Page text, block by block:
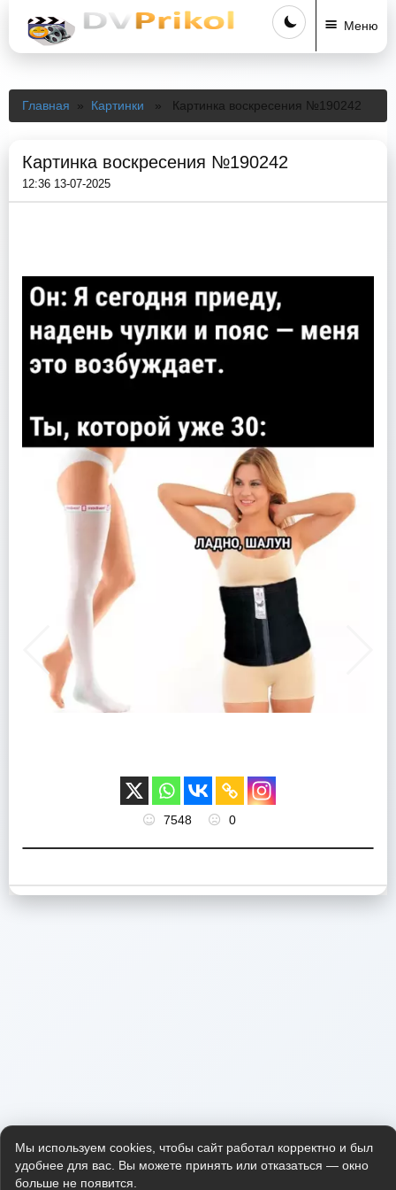
Меню
Главная » Картинки » Картинка воскресения №190242
Картинка воскресения №190242
12:36 13-07-2025
7548 0
Мы используем cookies, чтобы сайт работал корректно и был
удобнее для вас. Вы можете принять или отказаться — окно
больше не появится.